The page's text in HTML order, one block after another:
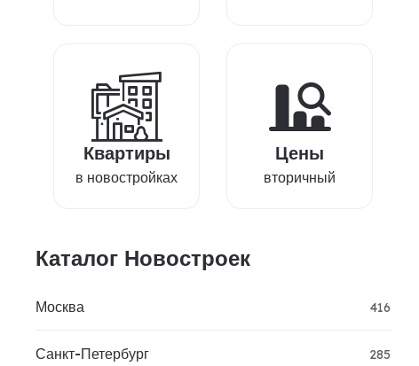
Квартиры
в новостройках
Цены
вторичный
Каталог Новостроек
Москва 416
Санкт-Петербург 285